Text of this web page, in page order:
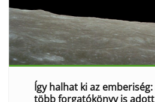
Így halhat ki az
több forgatókönyv is adott